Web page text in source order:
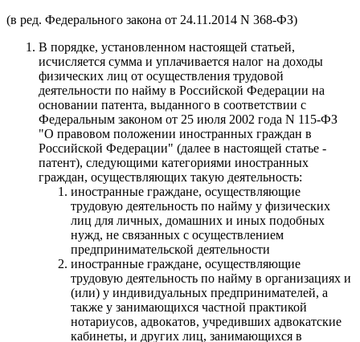
(в ред. Федерального закона от 24.11.2014 N 368-ФЗ)
В порядке, установленном настоящей статьей,
исчисляется сумма и уплачивается налог на доходы
физических лиц от осуществления трудовой
деятельности по найму в Российской Федерации на
основании патента, выданного в соответствии с
Федеральным законом от 25 июля 2002 года N 115-ФЗ
"О правовом положении иностранных граждан в
Российской Федерации" (далее в настоящей статье -
патент), следующими категориями иностранных
граждан, осуществляющих такую деятельность:
иностранные граждане, осуществляющие
трудовую деятельность по найму у физических
лиц для личных, домашних и иных подобных
нужд, не связанных с осуществлением
предпринимательской деятельности
иностранные граждане, осуществляющие
трудовую деятельность по найму в организациях и
(или) у индивидуальных предпринимателей, а
также у занимающихся частной практикой
нотариусов, адвокатов, учредивших адвокатские
кабинеты, и других лиц, занимающихся в